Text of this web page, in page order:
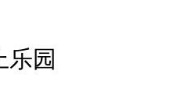
乐园